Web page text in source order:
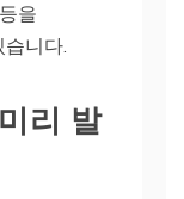
을
니다.
리 발